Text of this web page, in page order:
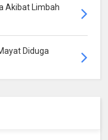
Akibat Limbah
Diduga